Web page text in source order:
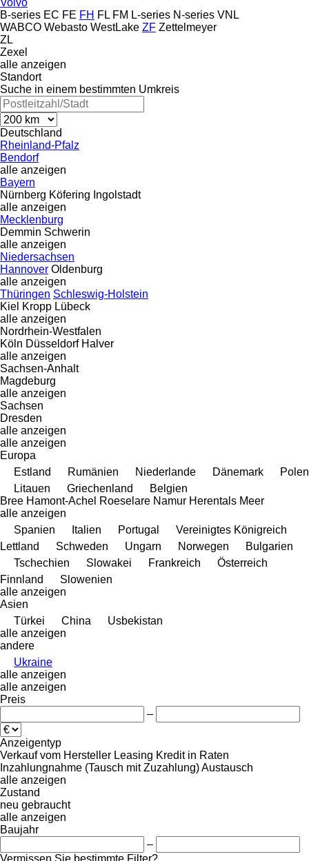
B-series EC FE FH FL FM L-series N-series VNL
WABCO Webasto WestLake ZF Zettelmeyer
ZL
Zexel
alle anzeigen
Standort
Suche in einem bestimmten Umkreis
Deutschland
Rheinland-Pfalz
Bendorf
alle anzeigen
Bayern
Nürnberg Köfering Ingolstadt
alle anzeigen
Mecklenburg
Demmin Schwerin
alle anzeigen
Niedersachsen
Hannover Oldenburg
alle anzeigen
Thüringen Schleswig-Holstein
Kiel Kropp Lübeck
alle anzeigen
Nordrhein-Westfalen
Köln Düsseldorf Halver
alle anzeigen
Sachsen-Anhalt
Magdeburg
alle anzeigen
Sachsen
Dresden
alle anzeigen
alle anzeigen
Europa
Estland
Rumänien Niederlande Dänemark
Polen
Litauen
Griechenland
Belgien
Bree Hamont-Achel Roeselare Namur Herentals Meer
alle anzeigen
Spanien
Italien Portugal
Vereinigtes Königreich
Lettland
Schweden Ungarn Norwegen
Bulgarien
Tschechien
Slowakei Frankreich
Österreich
Finnland
Slowenien
alle anzeigen
Asien
Türkei
China
Usbekistan
alle anzeigen
andere
Ukraine
alle anzeigen
alle anzeigen
Preis
–
Anzeigentyp
Verkauf vom Hersteller Leasing Kredit in Raten
Inzahlungnahme (Tausch mit Zuzahlung)Austausch
alle anzeigen
Zustand
neu gebraucht
alle anzeigen
Baujahr
–
Vermissen Sie bestimmte Filter?